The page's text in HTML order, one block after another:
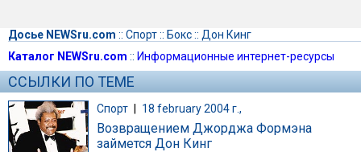
Досье NEWSru.com :: Спорт:: Бокс:: Дон Кинг
Каталог NEWSru.com :: Информационные интернет-ресурсы
ССЫЛКИ ПО ТЕМЕ
Спорт | 18 february 2004 г.,
Возвращением Джорджа Формэна
займется Дон Кинг